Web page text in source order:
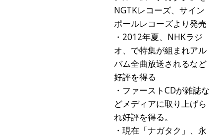
NGTKレコーズ、サイン
ポールレコーズより発売
・2012年夏、NHKラジ
オ、で特集が組まれアル
バム全曲放送されるなど
好評を得る
・ファーストCDが雑誌な
どメディアに取り上げら
れ好評を得る。
・現在「ナガタク」、永